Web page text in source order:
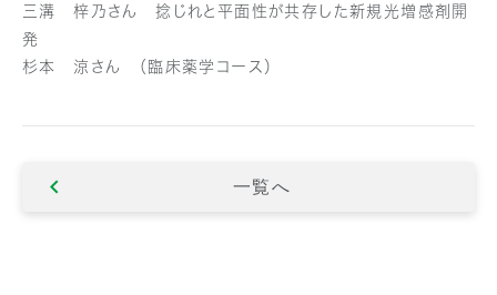
三溝 梓乃さん 捻じれと平面性が共存した新規光増感剤開
発
杉本 涼さん （臨床薬学コース）
一覧へ